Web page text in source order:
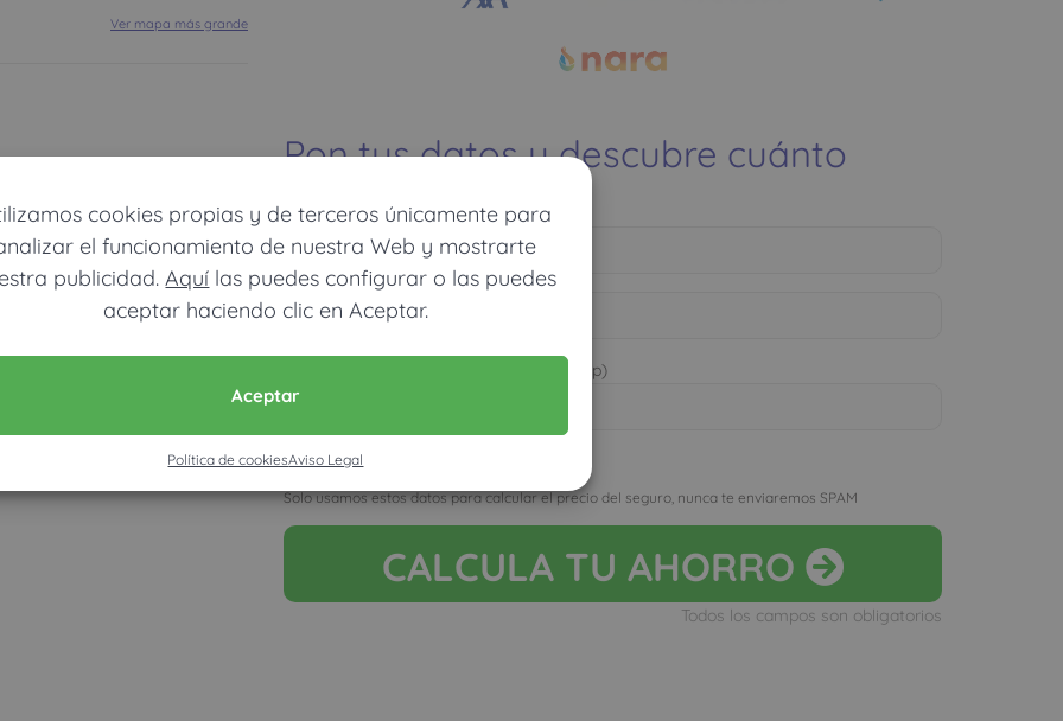
cookies propias y de terceros únicamente para
el funcionamiento de nuestra Web y mostrarte
publicidad.Aquí las puedes configurar o las puedes
aceptar haciendo clic en Aceptar.
Aceptar
Política de cookiesAviso Legal
Ver mapa más grande
Pon tus datos y descubre cuánto
dinero ahorrarías
Móvil (Enviamos resultados vía WhatsApp)
Acepto la nota legal y RGPD
Solo usamos estos datos para calcular el precio del seguro, nunca te enviaremos SPAM
CALCULA TU AHORRO
Todos los campos son obligatorios